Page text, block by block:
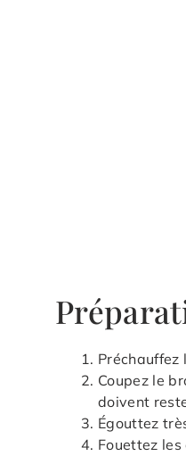
Préchauffez
Coupez le
doivent
Égouttez
Fouettez